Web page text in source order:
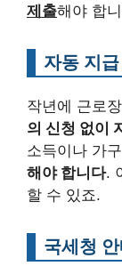
제출해야 합
자동 지
작년에 근로
의 신청 없이
소득이나 가
해야 합니다.
할 수 있죠.
국세청